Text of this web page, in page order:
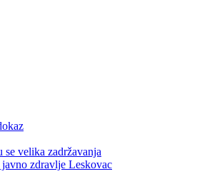
velika zadržavanja
zdravlje Leskovac